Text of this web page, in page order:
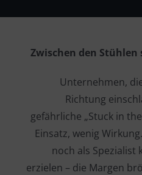
Zwischen den
Unternehmen,
Richtung
gefährliche „Stuck in
Einsatz, wenig
noch als Spezialist
erzielen – die Margen